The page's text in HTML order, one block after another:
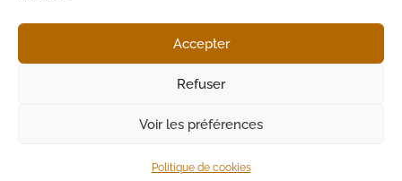
Accepter
Refuser
Voir les préférences
Politique de cookies
Politique de Cookies